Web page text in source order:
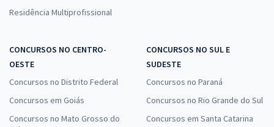
Residência Multiprofissional
CONCURSOS NO CENTRO-
OESTE
Concursos no Distrito Federal
Concursos em Goiás
Concursos no Mato Grosso do
CONCURSOS NO SUL E
SUDESTE
Concursos no Paraná
Concursos no Rio Grande do Sul
Concursos em Santa Catarina